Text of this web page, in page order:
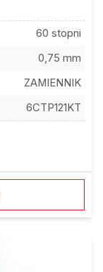
60 stopni
0,75 mm
ZAMIENNIK
6CTP121KT